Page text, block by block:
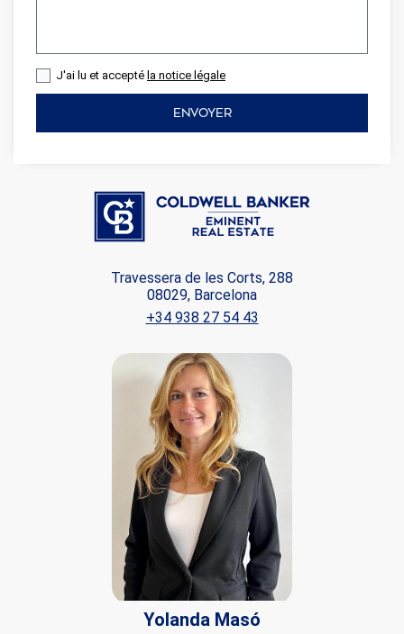
J'ai lu et accepté la notice légale
ENVOYER
Travessera de les Corts, 288
08029, Barcelona
+34 938 27 54 43
Yolanda Masó